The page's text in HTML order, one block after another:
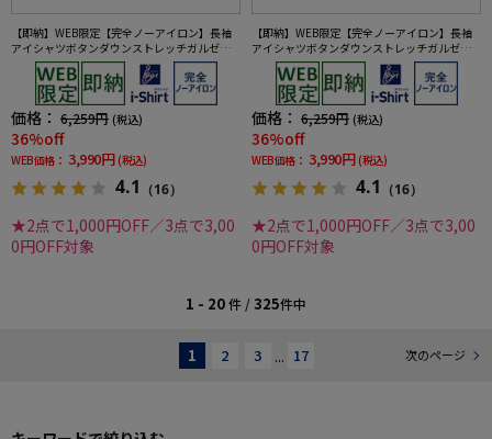
【即納】WEB限定【完全ノーアイロン】長袖
アイシャツボタンダウンストレッチガルゼ柄i-
shirtワイシャツ通年
価格： 6,259円 (税込)
36%off
WEB価格： 3,990円 (税込)
4.1 （16）
★2点で1,000円OFF／3点で3,00
0円OFF対象
【即納】WEB限定【完全ノーアイロン】長袖
アイシャツボタンダウンストレッチガルゼ柄i-
shirtワイシャツ通年
価格： 6,259円 (税込)
36%off
WEB価格： 3,990円 (税込)
4.1 （16）
★2点で1,000円OFF／3点で3,00
0円OFF対象
1 - 20件 /325件中
1 2 3 ... 17 次のページ